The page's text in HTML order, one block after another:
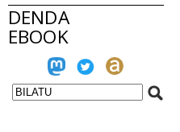
DENDA
EBOOK